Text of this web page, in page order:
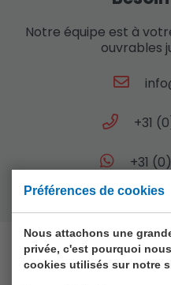
Préférences de cookies
Nous attachons une
privée, c'est pourquoi
cookies utilisés sur notre
Notre équipe est à
ouvrables
+31
+31